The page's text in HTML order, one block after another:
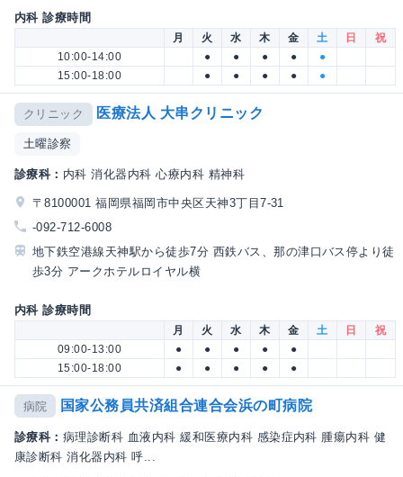
内科 診療時間
月 火 水 木 金 土 日
祝
10:00-14:00
● ● ● ●
●
15:00-18:00
● ● ● ● ●
クリニック 医療法人 大串クリニック
土曜診察
診療科： 内科 消化器内科 心療内科 精神科
〒8100001 福岡県福岡市中央区天神3丁目7-31
-092-712-6008
地下鉄空港線天神駅から徒歩7分 西鉄バス、那の津口バス停より徒
歩3分 アークホテルロイヤル横
内科 診療時間
月 火 水 木 金 土 日
祝
09:00-13:00
● ● ● ●
●
15:00-18:00
● ● ● ● ●
病院 国家公務員共済組合連合会浜の町病院
診療科： 病理診断科 血液内科 緩和医療内科 感染症内科 腫瘍内科 健
康診断科 消化器内科 呼...